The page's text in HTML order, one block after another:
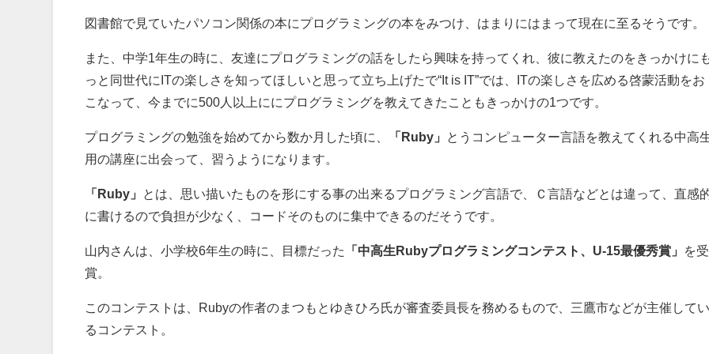
図書館で見ていたパソコン関係の本にプログラミングの本をみつけ、はまりにはまって現在に至るそうです。
また、中学1年生の時に、友達にプログラミングの話をしたら興味を持ってくれ、彼に教えたのをきっかけに
っと同世代にITの楽しさを知ってほしいと思って立ち上げたで“It is IT”では、ITの楽しさを広める啓蒙活動をお
こなって、今までに500人以上ににプログラミングを教えてきたこともきっかけの1つです。
プログラミングの勉強を始めてから数か月した頃に、 「Ruby」
とうコンピューター言語を教えてくれる中高
用の講座に出会って、習うようになります。
「Ruby」
とは、思い描いたものを形にする事の出来るプログラミング言語で、Ｃ言語などとは違って、直感
に書けるので負担が少なく、コードそのものに集中できるのだそうです。
山内さんは、小学校6年生の時に、目標だった 「中高生Rubyプログラミングコンテスト、U-15最優秀賞」
を受
賞。
このコンテストは、Rubyの作者のまつもとゆきひろ氏が審査委員長を務めるもので、三鷹市などが主催してい
るコンテスト。